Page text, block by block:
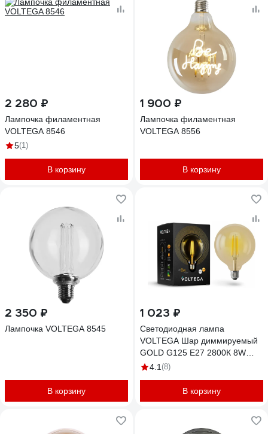
2 280 ₽
Лампочка филаментная
VOLTEGA 8546
5(1)
В корзину
1 900 ₽
Лампочка филаментная
VOLTEGA 8556
В корзину
2 350 ₽
Лампочка VOLTEGA 8545
В корзину
1 023 ₽
Светодиодная лампа
VOLTEGA Шар диммируемый
GOLD G125 Е27 2800К 8W
6838
4.1 (8)
В корзину